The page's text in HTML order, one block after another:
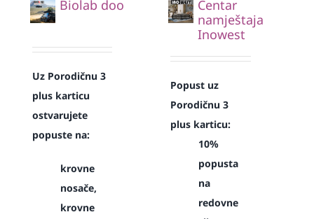
Biolab doo
Uz Porodičnu 3
plus karticu
ostvarujete
popuste na:
krovne
nosače,
krovne
Centar
namještaja
Inowest
Popust uz
Porodičnu 3
plus karticu:
10%
popusta
na
redovne